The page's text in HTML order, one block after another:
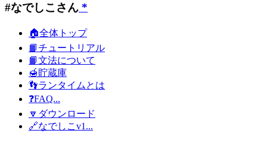
#なでしこさん *
🏠全体トップ
📙チュートリアル
📙文法について
🍯貯蔵庫
👣ランタイムとは
❓FAQ...
🔽ダウンロード
🔗なでしこv1...